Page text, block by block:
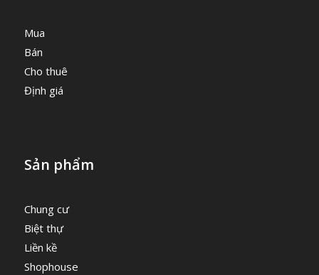
Mua
Bán
Cho thuê
Định giá
Sản phẩm
Chung cư
Biệt thự
Liền kề
Shophouse